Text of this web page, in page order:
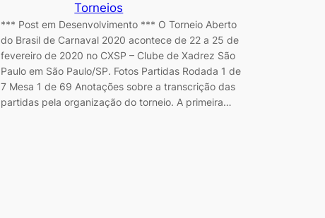
Torneios
*** Post em Desenvolvimento *** O Torneio Aberto
do Brasil de Carnaval 2020 acontece de 22 a 25 de
fevereiro de 2020 no CXSP – Clube de Xadrez São
Paulo em São Paulo/SP. Fotos Partidas Rodada 1 de
7 Mesa 1 de 69 Anotações sobre a transcrição das
partidas pela organização do torneio. A primeira…